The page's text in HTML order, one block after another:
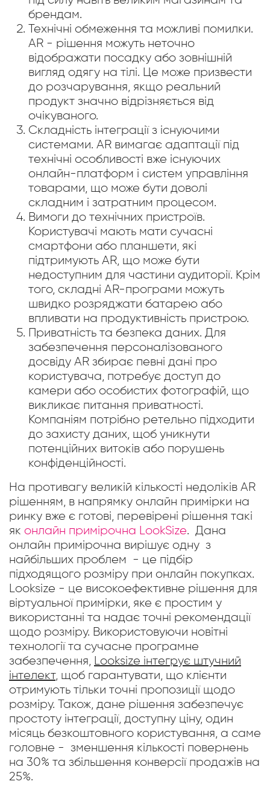
брендам.
Технічні обмеження та можливі помилки.
AR - рішення можуть неточно
відображати посадку або зовнішній
вигляд одягу на тілі. Це може призвести
до розчарування, якщо реальний
продукт значно відрізняється від
очікуваного.
Складність інтеграції з існуючими
системами. AR вимагає адаптації під
технічні особливості вже існуючих
онлайн-платформ і систем управління
товарами, що може бути доволі
складним і затратним процесом.
Вимоги до технічних пристроїв.
Користувачі мають мати сучасні
смартфони або планшети, які
підтримують AR, що може бути
недоступним для частини аудиторії. Крім
того, складні AR-програми можуть
швидко розряджати батарею або
впливати на продуктивність пристрою.
Приватність та безпека даних. Для
забезпечення персоналізованого
досвіду AR збирає певні дані про
користувача, потребує доступ до
камери або особистих фотографій, що
викликає питання приватності.
Компаніям потрібно ретельно підходити
до захисту даних, щоб уникнути
потенційних витоків або порушень
конфіденційності.
На противагу великій кількості недоліків AR
рішенням, в напрямку онлайн примірки на
ринку вже є готові, перевірені рішення такі
як онлайн примірочна LookSize. Дана
онлайн примірочна вирішує одну з
найбільших проблем - це підбір
підходящого розміру при онлайн покупках.
Looksize - це високоефективне рішення для
віртуальної примірки, яке є простим у
використанні та надає точні рекомендації
щодо розміру. Використовуючи новітні
технології та сучасне програмне
забезпечення,
Looksize інтегрує штучний
інтелект, щоб гарантувати, що клієнти
отримують тільки точні пропозиції щодо
розміру. Також, дане рішення забезпечує
простоту інтеграції, доступну ціну, один
місяць безкоштовного користування, а саме
головне - зменшення кількості повернень
на 30% та збільшення конверсії продажів на
25%.